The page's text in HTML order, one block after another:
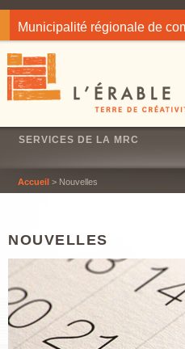
Municipalité régionale de
SERVICES DE LA MRC
Accueil > Nouvelles
NOUVELLES